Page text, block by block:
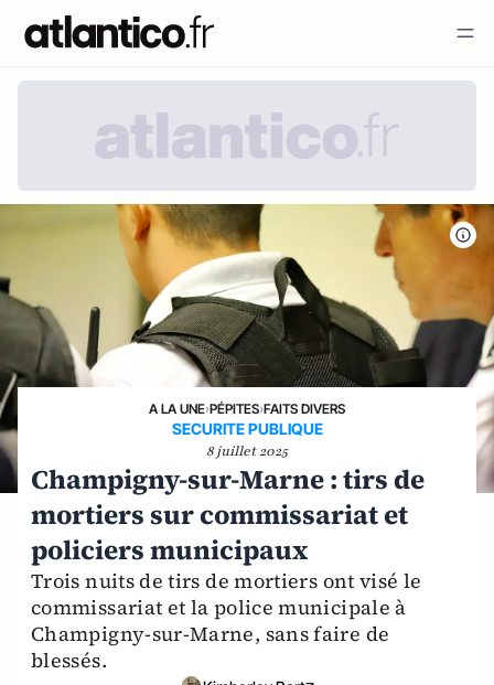
A LA UNE›PÉPITES›FAITS DIVERS
SECURITE PUBLIQUE
8 juillet 2025
Champigny-sur-Marne : tirs de
mortiers sur commissariat et
policiers municipaux
Trois nuits de tirs de mortiers ont visé le
commissariat et la police municipale à
Champigny-sur-Marne, sans faire de
blessés.